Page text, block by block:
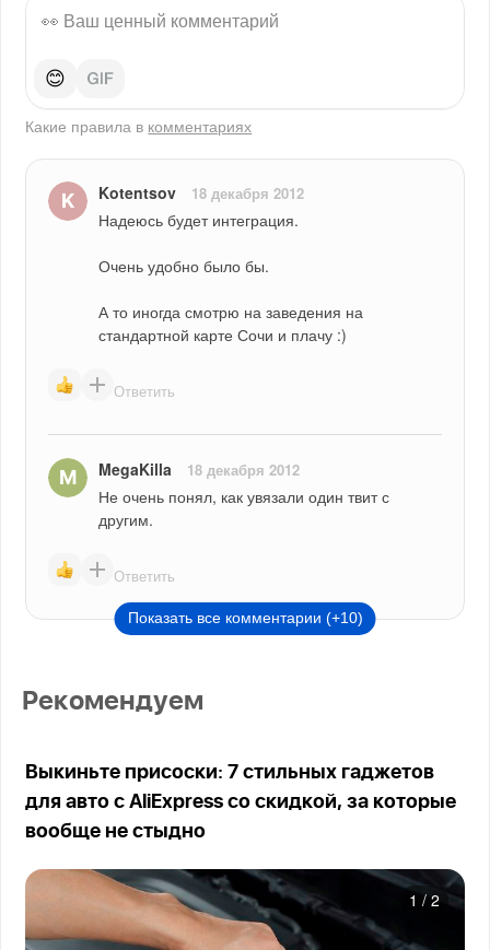
😊
Какие правила в комментариях
Kotentsov 18 декабря 2012
Надеюсь будет интеграция.
Очень удобно было бы.
А то иногда смотрю на заведения на
стандартной карте Сочи и плачу :)
Ответить
MegaKilla 18 декабря 2012
Не очень понял, как увязали один твит с
другим.
Ответить
Показать все комментарии (+10)
Рекомендуем
Выкиньте присоски: 7 стильных гаджетов
для авто с AliExpress со скидкой, за которые
вообще не стыдно
1 / 2